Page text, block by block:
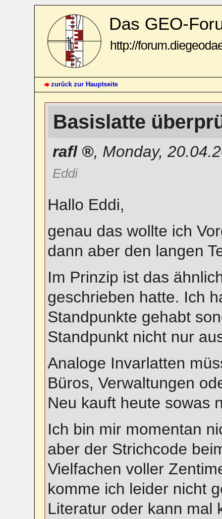
Das GEO-
http://
zurück zur Hauptseite
Basislatte
rafl , Monday,
Eddi
Hallo Eddi,
genau das wollte ich
dann aber den langen
Im Prinzip ist das
geschrieben hatte. Ich
Standpunkte gehabt
Standpunkt nicht nur
Analoge Invarlatten
Büros, Verwaltungen
Neu kauft heute sowas
Ich bin mir momentan
aber der Strichcode
Vielfachen voller
komme ich leider nicht
Literatur oder kann mal